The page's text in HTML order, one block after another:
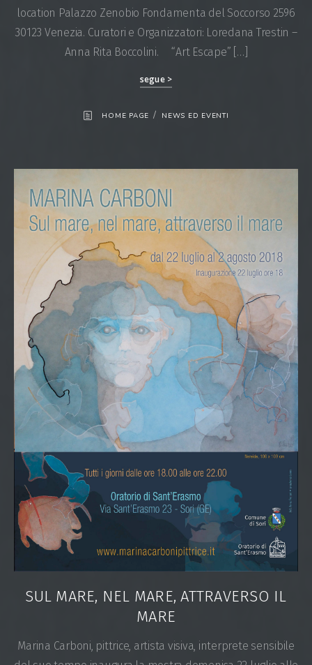
location Palazzo Zenobio Fondamenta del Soccorso 2596
30123 Venezia. Curatori e Organizzatori: Loredana Trestin –
Anna Rita Boccolini. “Art Escape” […]
segue >
HOME PAGE / NEWS ED EVENTI
SUL MARE, NEL MARE, ATTRAVERSO IL
MARE
Marina Carboni, pittrice, artista visiva, interprete sensibile